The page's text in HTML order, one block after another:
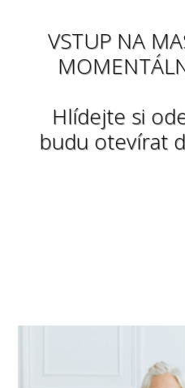
VSTUP NA
Hlídejte si
budu otevírat